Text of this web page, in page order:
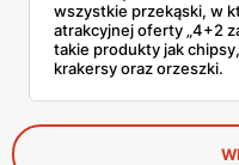
wszystkie przekąski, w
atrakcyjnej oferty „4+2
takie produkty jak
krakersy oraz orzeszki.